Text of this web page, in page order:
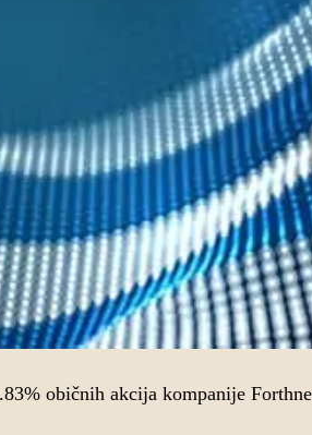
običnih akcija kompanije